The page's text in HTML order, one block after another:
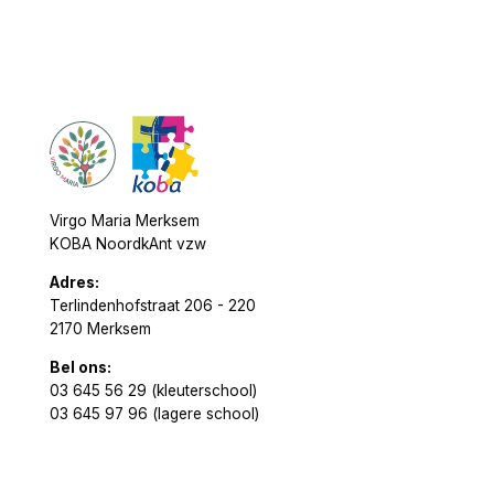
Virgo Maria Merksem
KOBA NoordkAnt vzw
Adres:
Terlindenhofstraat 206 - 220
2170 Merksem
Bel ons:
03 645 56 29 (kleuterschool)
03 645 97 96 (lagere school)